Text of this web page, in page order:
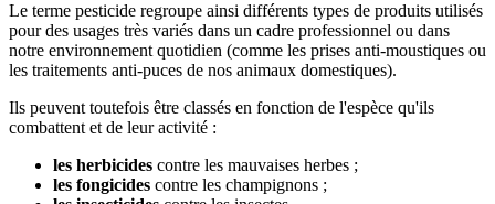
Le terme pesticide regroupe ainsi différents types de produits utilisés
pour des usages très variés dans un cadre professionnel ou dans
notre environnement quotidien (comme les prises anti-moustiques ou
les traitements anti-puces de nos animaux domestiques).
Ils peuvent toutefois être classés en fonction de l'espèce qu'ils
combattent et de leur activité :
les herbicides contre les mauvaises herbes ;
les fongicides contre les champignons ;